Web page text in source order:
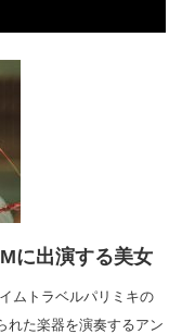
に出演する美女
ムトラベルパリミキの
れた楽器を演奏するアン